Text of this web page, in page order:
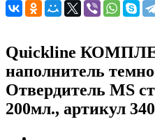
Quickline
наполнитель
Отвердитель MS
200мл., артикул